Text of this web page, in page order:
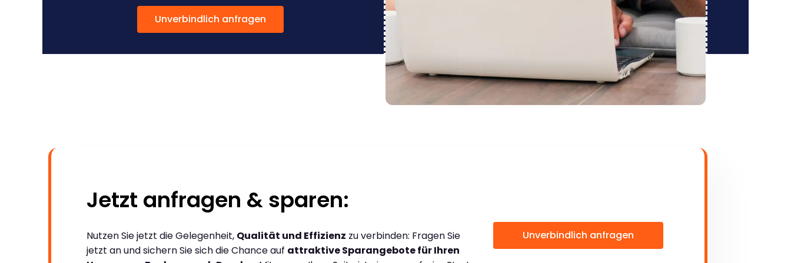
Unverbindlich anfragen
Jetzt anfragen & sparen:
Nutzen Sie jetzt die Gelegenheit, Qualität und Effizienz zu verbinden: Fragen Sie
jetzt an und sichern Sie sich die Chance auf attraktive Sparangebote für Ihren
Unverbindlich anfragen